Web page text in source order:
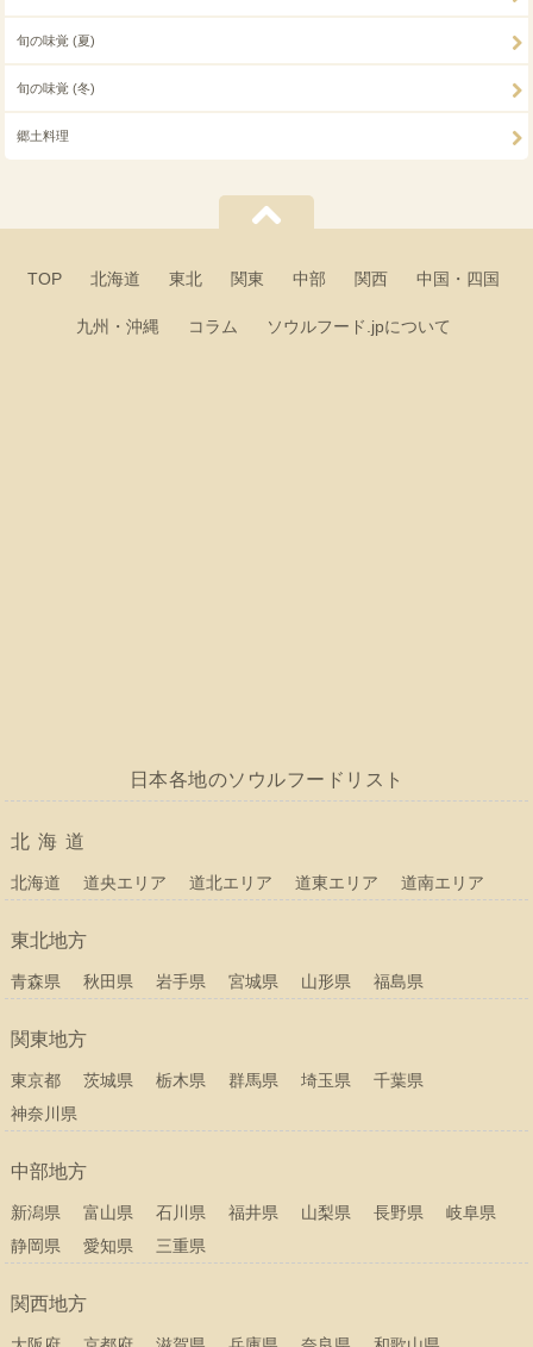
旬の味覚 (夏)
旬の味覚 (冬)
郷土料理
TOP 北海道 東北 関東 中部 関西 中国・四国
九州・沖縄 コラム ソウルフード.jpについて
日本各地のソウルフードリスト
北海道
北海道 道央エリア 道北エリア 道東エリア 道南エリア
東北地方
青森県 秋田県 岩手県 宮城県 山形県 福島県
関東地方
東京都 茨城県 栃木県 群馬県 埼玉県
千葉県
神奈川県
中部地方
新潟県 富山県 石川県 福井県 山梨県 長野県
岐阜県
静岡県
愛知県 三重県
関西地方